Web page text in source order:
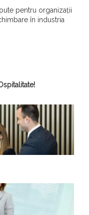
pentru organizații
în industria